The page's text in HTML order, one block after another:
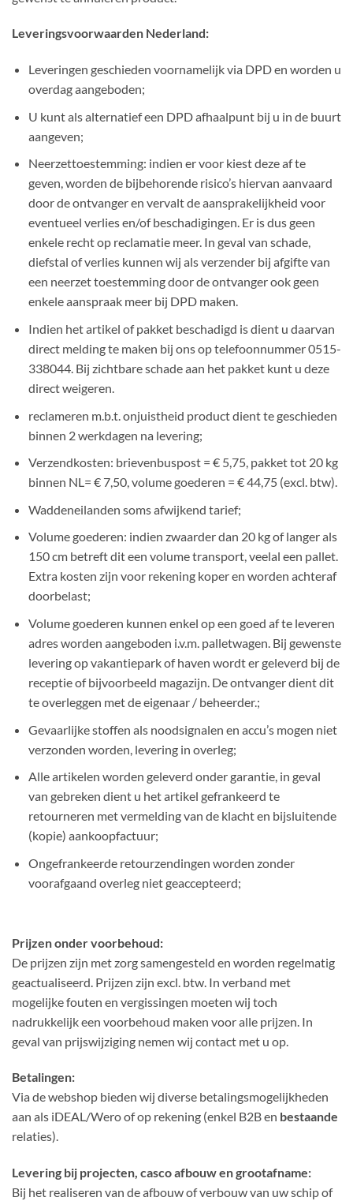
Leveringsvoorwaarden Nederland:
Leveringen geschieden voornamelijk via DPD en worden u
overdag aangeboden;
U kunt als alternatief een DPD afhaalpunt bij u in de buurt
aangeven;
Neerzettoestemming: indien er voor kiest deze af te
geven, worden de bijbehorende risico’s hiervan aanvaard
door de ontvanger en vervalt de aansprakelijkheid voor
eventueel verlies en/of beschadigingen. Er is dus geen
enkele recht op reclamatie meer. In geval van schade,
diefstal of verlies kunnen wij als verzender bij afgifte van
een neerzet toestemming door de ontvanger ook geen
enkele aanspraak meer bij DPD maken.
Indien het artikel of pakket beschadigd is dient u daarvan
direct melding te maken bij ons op telefoonnummer 0515-
338044. Bij zichtbare schade aan het pakket kunt u deze
direct weigeren.
reclameren m.b.t. onjuistheid product dient te geschieden
binnen 2 werkdagen na levering;
Verzendkosten: brievenbuspost = € 5,75, pakket tot 20 kg
binnen NL= € 7,50, volume goederen = € 44,75 (excl. btw).
Waddeneilanden soms afwijkend tarief;
Volume goederen: indien zwaarder dan 20 kg of langer als
150 cm betreft dit een volume transport, veelal een pallet.
Extra kosten zijn voor rekening koper en worden achteraf
doorbelast;
Volume goederen kunnen enkel op een goed af te leveren
adres worden aangeboden i.v.m. palletwagen. Bij gewenste
levering op vakantiepark of haven wordt er geleverd bij de
receptie of bijvoorbeeld magazijn. De ontvanger dient dit
te overleggen met de eigenaar / beheerder.;
Gevaarlijke stoffen als noodsignalen en accu’s mogen niet
verzonden worden, levering in overleg;
Alle artikelen worden geleverd onder garantie, in geval
van gebreken dient u het artikel gefrankeerd te
retourneren met vermelding van de klacht en bijsluitende
(kopie) aankoopfactuur;
Ongefrankeerde retourzendingen worden zonder
voorafgaand overleg niet geaccepteerd;
Prijzen onder voorbehoud:
De prijzen zijn met zorg samengesteld en worden regelmatig
geactualiseerd. Prijzen zijn excl. btw. In verband met
mogelijke fouten en vergissingen moeten wij toch
nadrukkelijk een voorbehoud maken voor alle prijzen. In
geval van prijswijziging nemen wij contact met u op.
Betalingen:
Via de webshop bieden wij diverse betalingsmogelijkheden
aan als iDEAL/Wero of op rekening (enkel B2B en bestaande
relaties).
Levering bij projecten, casco afbouw en grootafname:
Bij het realiseren van de afbouw of verbouw van uw schip of